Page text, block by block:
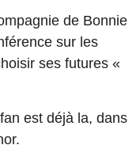
de Bonnie
sur les
ses futures «
est déjà la, dans